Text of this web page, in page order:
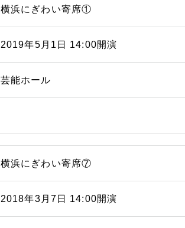
横浜にぎわい寄席①
2019年5月1日 14:00開演
芸能ホール
横浜にぎわい寄席⑦
2018年3月7日 14:00開演